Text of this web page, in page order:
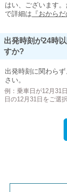
はい、ございます
で詳細は 『おから
出発時刻が24時
すか?
出発時刻に関わら
さい。
例：乗車日が12月31
日の12月31日をご選